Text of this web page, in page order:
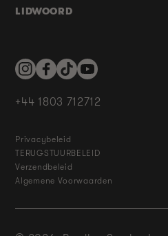
LIDWOORD
InstagramFacebookTikTokYouTube
+44 1803 712712
Privacybeleid
TERUGSTUURBELEID
Verzendbeleid
Algemene Voorwaarden